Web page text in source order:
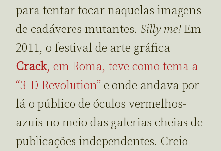
para tentar tocar naquelas imagens
de cadáveres mutantes. Silly me! Em
2011, o festival de arte gráfica
Crack, em Roma, teve como tema a
“3-D Revolution” e onde andava por
lá o público de óculos vermelhos-
azuis no meio das galerias cheias de
publicações independentes. Creio